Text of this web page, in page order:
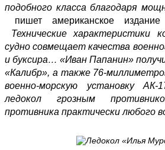
подобного класса благодаря
пишет американское издание
Технические характеристики
судно совмещает качества
и буксира… «Иван Папанин»
«Калибр», а также 76-
военно-морскую установку
ледокол грозным
противника практически любого